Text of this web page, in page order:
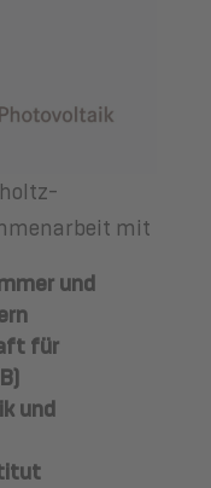
mit
und
für
und